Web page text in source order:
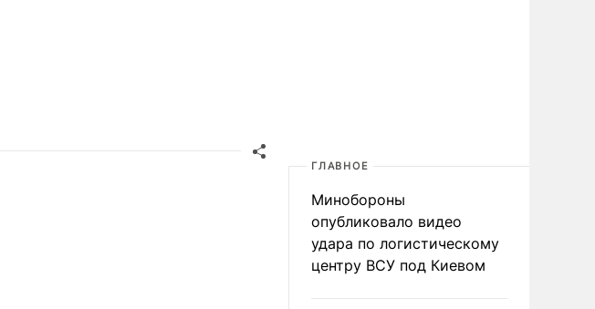
ГЛАВНОЕ
Минобороны
опубликовало видео
удара по логистическому
центру ВСУ под Киевом